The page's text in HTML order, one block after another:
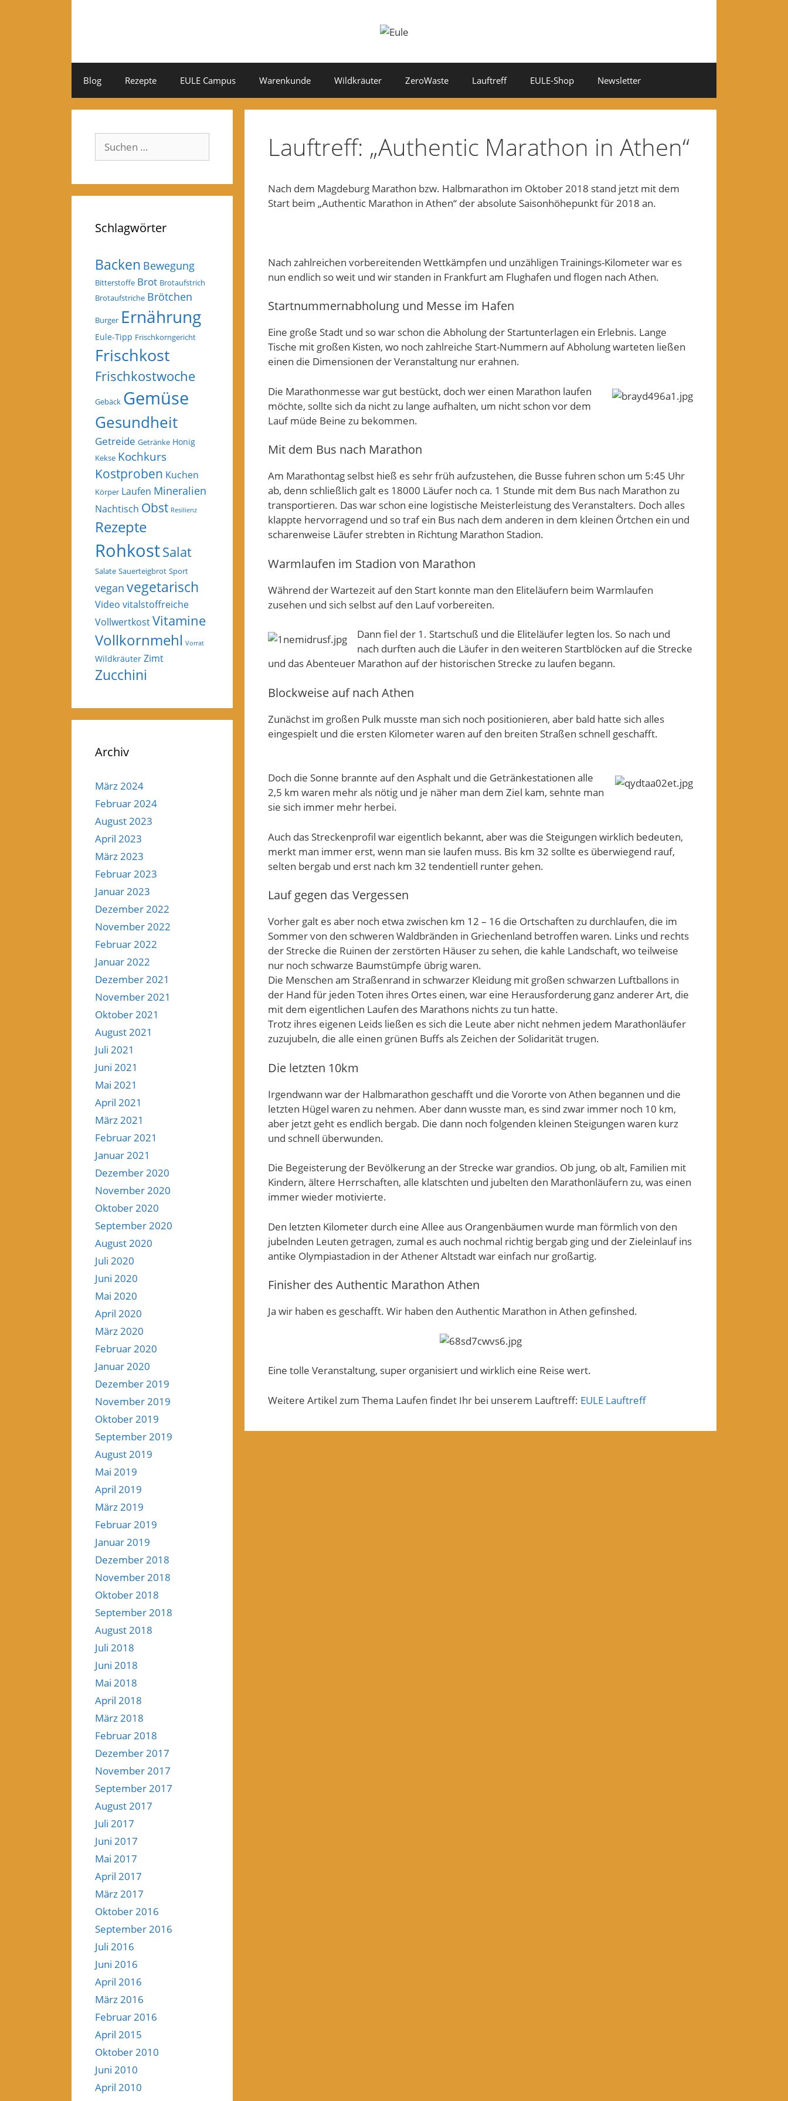
Blog Rezepte EULE Campus Warenkunde Wildkräuter ZeroWaste Lauftreff EULE-Shop Newsletter
Lauftreff: „Authentic Marathon in Athen“
Nach dem Magdeburg Marathon bzw. Halbmarathon im Oktober 2018 stand jetzt mit dem
Start beim „Authentic Marathon in Athen“ der absolute Saisonhöhepunkt für 2018 an.
Nach zahlreichen vorbereitenden Wettkämpfen und unzähligen Trainings-Kilometer war es
nun endlich so weit und wir standen in Frankfurt am Flughafen und flogen nach Athen.
Startnummernabholung und Messe im Hafen
Eine große Stadt und so war schon die Abholung der Startunterlagen ein Erlebnis. Lange
Tische mit großen Kisten, wo noch zahlreiche Start-Nummern auf Abholung warteten ließen
einen die Dimensionen der Veranstaltung nur erahnen.
Die Marathonmesse war gut bestückt, doch wer einen Marathon laufen
möchte, sollte sich da nicht zu lange aufhalten, um nicht schon vor dem
Lauf müde Beine zu bekommen.
Mit dem Bus nach Marathon
Am Marathontag selbst hieß es sehr früh aufzustehen, die Busse fuhren schon um 5:45 Uhr
ab, denn schließlich galt es 18000 Läufer noch ca. 1 Stunde mit dem Bus nach Marathon zu
transportieren. Das war schon eine logistische Meisterleistung des Veranstalters. Doch alles
klappte hervorragend und so traf ein Bus nach dem anderen in dem kleinen Örtchen ein und
scharenweise Läufer strebten in Richtung Marathon Stadion.
Warmlaufen im Stadion von Marathon
Während der Wartezeit auf den Start konnte man den Eliteläufern beim Warmlaufen
zusehen und sich selbst auf den Lauf vorbereiten.
Dann fiel der 1. Startschuß und die Eliteläufer legten los. So nach und
nach durften auch die Läufer in den weiteren Startblöcken auf die Strecke
und das Abenteuer Marathon auf der historischen Strecke zu laufen begann.
Blockweise auf nach Athen
Zunächst im großen Pulk musste man sich noch positionieren, aber bald hatte sich alles
eingespielt und die ersten Kilometer waren auf den breiten Straßen schnell geschafft.
Doch die Sonne brannte auf den Asphalt und die Getränkestationen alle
2,5 km waren mehr als nötig und je näher man dem Ziel kam, sehnte man
sie sich immer mehr herbei.
Auch das Streckenprofil war eigentlich bekannt, aber was die Steigungen wirklich bedeuten,
merkt man immer erst, wenn man sie laufen muss. Bis km 32 sollte es überwiegend rauf,
selten bergab und erst nach km 32 tendentiell runter gehen.
Lauf gegen das Vergessen
Vorher galt es aber noch etwa zwischen km 12 – 16 die Ortschaften zu durchlaufen, die im
Sommer von den schweren Waldbränden in Griechenland betroffen waren. Links und rechts
der Strecke die Ruinen der zerstörten Häuser zu sehen, die kahle Landschaft, wo teilweise
nur noch schwarze Baumstümpfe übrig waren.
Die Menschen am Straßenrand in schwarzer Kleidung mit großen schwarzen Luftballons in
der Hand für jeden Toten ihres Ortes einen, war eine Herausforderung ganz anderer Art, die
mit dem eigentlichen Laufen des Marathons nichts zu tun hatte.
Trotz ihres eigenen Leids ließen es sich die Leute aber nicht nehmen jedem Marathonläufer
zuzujubeln, die alle einen grünen Buffs als Zeichen der Solidarität trugen.
Die letzten 10km
Irgendwann war der Halbmarathon geschafft und die Vororte von Athen begannen und die
letzten Hügel waren zu nehmen. Aber dann wusste man, es sind zwar immer noch 10 km,
aber jetzt geht es endlich bergab. Die dann noch folgenden kleinen Steigungen waren kurz
und schnell überwunden.
Die Begeisterung der Bevölkerung an der Strecke war grandios. Ob jung, ob alt, Familien mit
Kindern, ältere Herrschaften, alle klatschten und jubelten den Marathonläufern zu, was einen
immer wieder motivierte.
Den letzten Kilometer durch eine Allee aus Orangenbäumen wurde man förmlich von den
jubelnden Leuten getragen, zumal es auch nochmal richtig bergab ging und der Zieleinlauf ins
antike Olympiastadion in der Athener Altstadt war einfach nur großartig.
Finisher des Authentic Marathon Athen
Ja wir haben es geschafft. Wir haben den Authentic Marathon in Athen gefinshed.
Eine tolle Veranstaltung, super organisiert und wirklich eine Reise wert.
Weitere Artikel zum Thema Laufen findet Ihr bei unserem Lauftreff: EULE Lauftreff
Suchen
nach:
Schlagwörter
Backen Bewegung
Bitterstoffe Brot Brotaufstrich
Brotaufstriche Brötchen
Burger Ernährung
Eule-Tipp Frischkorngericht
Frischkost
Frischkostwoche
Gebäck Gemüse
Gesundheit
Getreide Getränke Honig
Kekse Kochkurs
Kostproben Kuchen
Körper Laufen Mineralien
Nachtisch Obst Resilienz
Rezepte
RohkostSalat
Salate Sauerteigbrot Sport
vegan vegetarisch
Video vitalstoffreiche
VollwertkostVitamine
Vollkornmehl Vorrat
Wildkräuter Zimt
Zucchini
Archiv
März 2024
Februar 2024
August 2023
April 2023
März 2023
Februar 2023
Januar 2023
Dezember 2022
November 2022
Februar 2022
Januar 2022
Dezember 2021
November 2021
Oktober 2021
August 2021
Juli 2021
Juni 2021
Mai 2021
April 2021
März 2021
Februar 2021
Januar 2021
Dezember 2020
November 2020
Oktober 2020
September 2020
August 2020
Juli 2020
Juni 2020
Mai 2020
April 2020
März 2020
Februar 2020
Januar 2020
Dezember 2019
November 2019
Oktober 2019
September 2019
August 2019
Mai 2019
April 2019
März 2019
Februar 2019
Januar 2019
Dezember 2018
November 2018
Oktober 2018
September 2018
August 2018
Juli 2018
Juni 2018
Mai 2018
April 2018
März 2018
Februar 2018
Dezember 2017
November 2017
September 2017
August 2017
Juli 2017
Juni 2017
Mai 2017
April 2017
März 2017
Oktober 2016
September 2016
Juli 2016
Juni 2016
April 2016
März 2016
Februar 2016
April 2015
Oktober 2010
Juni 2010
April 2010